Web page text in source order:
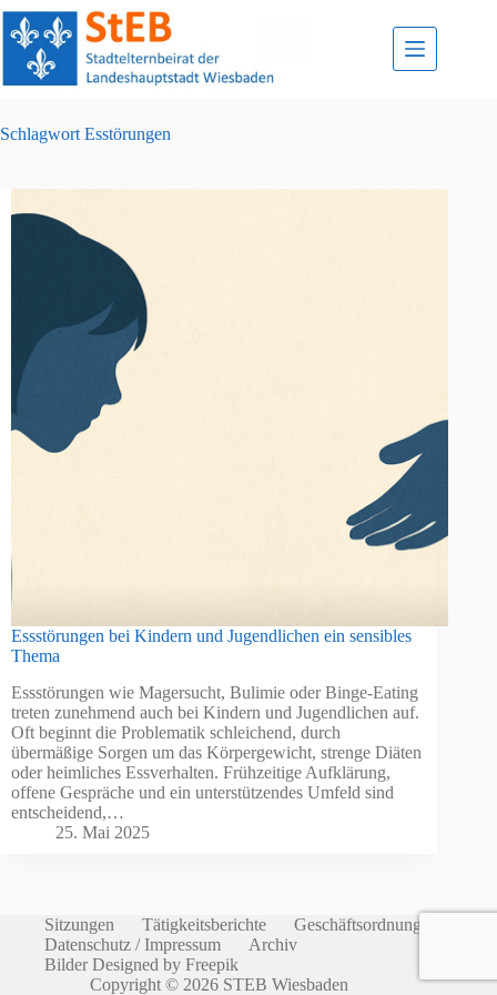
Zum
Inhalt
springen
Schlagwort Esstörungen
Essstörungen bei Kindern und Jugendlichen ein sensibles
Thema
Essstörungen wie Magersucht, Bulimie oder Binge-Eating
treten zunehmend auch bei Kindern und Jugendlichen auf.
Oft beginnt die Problematik schleichend, durch
übermäßige Sorgen um das Körpergewicht, strenge Diäten
oder heimliches Essverhalten. Frühzeitige Aufklärung,
offene Gespräche und ein unterstützendes Umfeld sind
entscheidend,…
25. Mai 2025
Sitzungen Tätigkeitsberichte
Geschäftsordnung
Datenschutz / Impressum
Archiv
Bilder Designed by Freepik
Copyright © 2026 STEB Wiesbaden